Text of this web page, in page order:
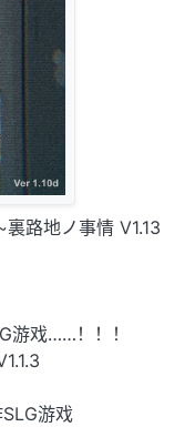
裏路地ノ事情 V1.13
游戏……！！！
游戏